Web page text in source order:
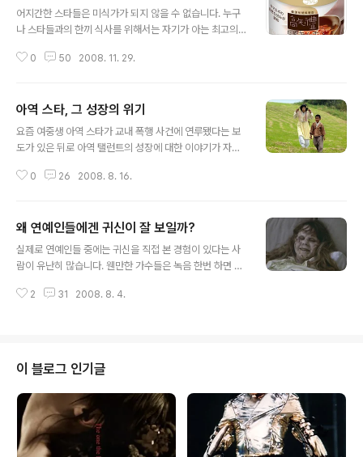
어지간한 스타들은 미식가가 되지 않을 수 없습니다. 누구
나 스타들과의 한끼 식사를 위해서는 자기가 아는 최고의
손예진처럼 아직도 "먹고 싶은 음식이 뭐냐?"고 물으면 가
됩니다. 따라서 스타들이 식당을 내면 잘 되는 것은 결코 손
님들이 스타들을 보러 가기 때문이 아닙니다. 그들이 나름
대로 '맛'에 대해서는 대한민국에서 어떤 계층에도 뒤지지
면모는 항상 드러나는 것은 아닙니다. 저도 송승헌군이 어
0 50 2008. 11. 29.
아역 스타, 그 성장의 위기
요즘 여중생 아역 스타가 교내 폭행 사건에 연루됐다는 보
도가 있은 뒤로 아역 탤런트의 성장에 대한 이야기가 자주
요한 일이고, 거기에 대해 관심이 늘어나는 것도 좋은 일이
는 분은 거의 없을 겁니다. 하지만 저 소년이 바로 몇해 전,
에서 어린 세자 역을 맡아 안방극장을 들었다 놨다 했던 아
역스타 권오민 군이라는 걸 아시는 분은 그렇게 많지 않을
로 나온 배우라는 것도 알고 계셨나요? 아역 탤런트 중에
0 26 2008. 8. 16.
왜 연예인들에겐 귀신이 잘 보일까?
실제로 연예인들 중에는 귀신을 직접 본 경험이 있다는 사
람이 유난히 많습니다. 웬만한 가수들은 녹음 한번 하면 귀
지, 이번 영화가 잘 될지 아닐지를 알려준다는 사람도 있습
아무리 연기를 못하는 여배우도 술집 작부 역할과 무당 역
할은 잘 한다는 속설이 있습니다. 왜일까요. 세 가지 종류의
직업에 필요한 '끼'가 서로 통하기 때문이라고 설명하는 사
람도 있죠. 이 '끼'는 바로 '신끼'라고 흔히 부르는 그것과 본
질적으로 같은 거라는군요. 가수들의 녹음실이나 영화 현
상실 등에는 귀..
2 31 2008. 8. 4.
이 블로그 인기글